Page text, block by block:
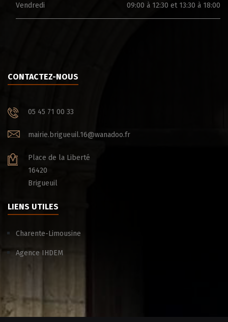
Vendredi 09:00 à 12:30 et 13:30 à 18:00
CONTACTEZ-NOUS
05 45 71 00 33
mairie.brigueuil.16@wanadoo.fr
Place de la Liberté
16420
Brigueuil
LIENS UTILES
Charente-Limousine
Agence IHDEM